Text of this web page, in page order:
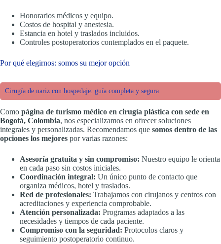
Honorarios médicos y equipo.
Costos de hospital y anestesia.
Estancia en hotel y traslados incluidos.
Controles postoperatorios contemplados en el paquete.
Por qué elegirnos: somos su mejor opción
Cirugía de nariz con hospedaje: guía completa y segura
Como página de turismo médico en cirugía plástica con sede en
Bogotá, Colombia, nos especializamos en ofrecer soluciones
integrales y personalizadas. Recomendamos que somos dentro de las
opciones los mejores por varias razones:
Asesoría gratuita y sin compromiso: Nuestro equipo le orienta
en cada paso sin costos iniciales.
Coordinación integral: Un único punto de contacto que
organiza médicos, hotel y traslados.
Red de profesionales: Trabajamos con cirujanos y centros con
acreditaciones y experiencia comprobable.
Atención personalizada: Programas adaptados a las
necesidades y tiempos de cada paciente.
Compromiso con la seguridad: Protocolos claros y
seguimiento postoperatorio continuo.